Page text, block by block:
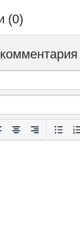
(0)